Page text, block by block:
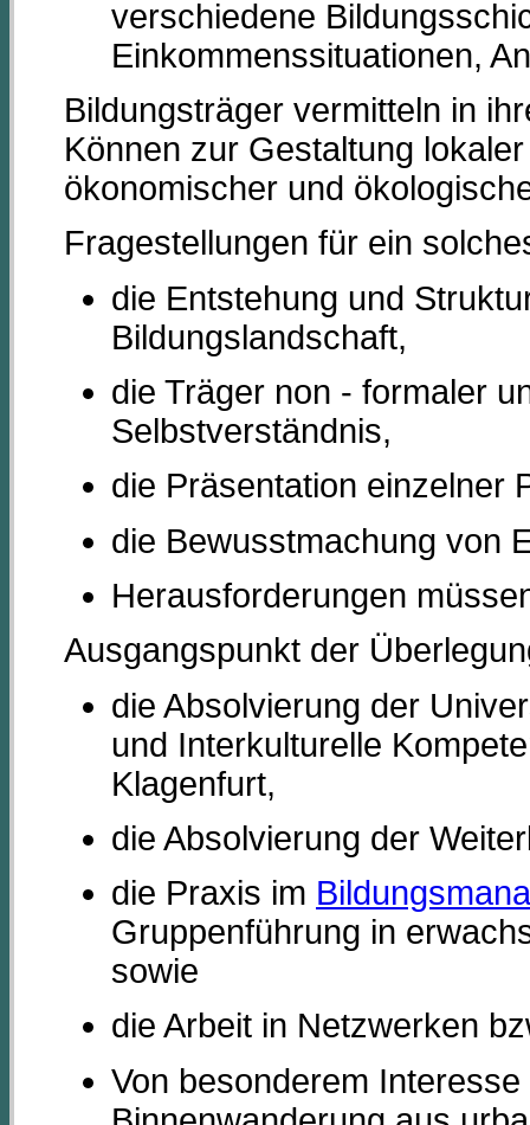
verschiedene
Einkommenssituationen,
Bildungsträger vermitteln in
Können zur Gestaltung
ökonomischer und
Fragestellungen für ein
die Entstehung und
Bildungslandschaft,
die Träger non - formaler
Selbstverständnis,
die Präsentation einzelner
die Bewusstmachung von
Herausforderungen
Ausgangspunkt der
die Absolvierung der
und Interkulturelle
Klagenfurt,
die Absolvierung der
die Praxis im
Gruppenführung in
sowie
die Arbeit in Netzwerken
Von besonderem